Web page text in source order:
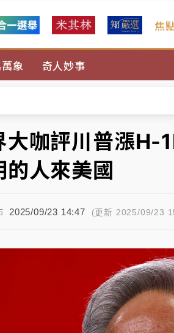
焦
象 奇人妙事
300點 被動元件、低軌衛星及載板
事人數！辜仲諒向法院聲請遭駁 理
檔！今線上預約開賣一度塞車 周六
村！東檢抗告成功 今重開羈押庭
！黃金158kg遭查扣畫面曝光
事人數！辜仲諒向法院聲請遭駁 理
檔！今線上預約開賣一度塞車 周六
村！東檢抗告成功 今重開羈押庭
大咖評川普漲
人來美國
2025/09/23 14:47 (更新 2025/09/23